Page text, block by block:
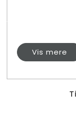
Vis mere